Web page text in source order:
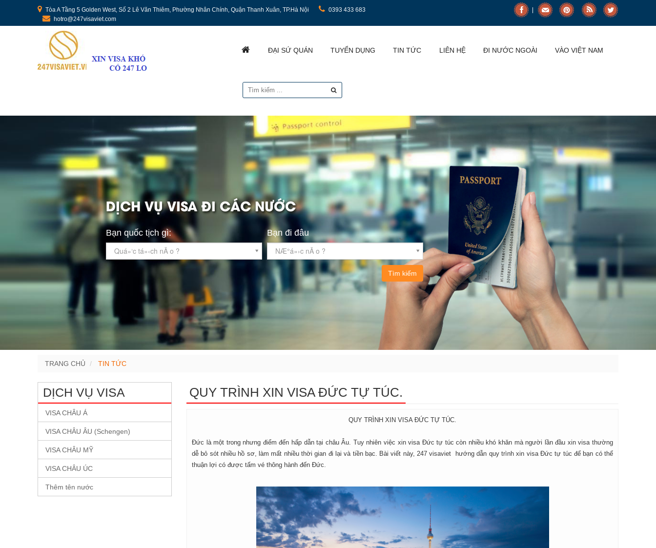
Tòa A Tầng 5 Golden West, Số 2 Lê Văn Thiêm, Phường Nhân Chính, Quận Thanh Xuân, TP.Hà Nội
0393 433 683
hotro@247visaviet.com
ĐẠI SỨ QUÁN TUYỂN DỤNG TIN TỨC LIÊN HỆ ĐI NƯỚC NGOÀI VÀO VIỆT NAM
DỊCH VỤ VISA ĐI CÁC NƯỚC
Bạn quốc tịch gì:
Quá»‘c tá»‹ch nÃ o ?
Bạn đi đâu
NÆ°á»›c nÃ o ?
Tìm kiếm
TRANG CHỦ TIN TỨC
DỊCH VỤ VISA
VISA CHÂU Á
VISA CHÂU ÂU (Schengen)
VISA CHÂU MỸ
VISA CHÂU ÚC
Thêm tên nước
QUY TRÌNH XIN VISA ĐỨC TỰ TÚC.
QUY TRÌNH XIN VISA ĐỨC TỰ TÚC.
Đức là một trong nhưng điểm đến hấp dẫn tại châu Âu. Tuy nhiên việc xin visa Đức tự túc còn nhiều khó khăn mà người lần đầu xin visa thường
dễ bỏ sót nhiều hồ sơ, làm mất nhiều thời gian đi lại và tiền bạc. Bài viết này, 247 visaviet hướng dẫn quy trình xin visa Đức tự túc để bạn có thể
thuận lợi có được tấm vé thông hành đến Đức.